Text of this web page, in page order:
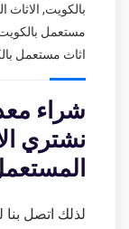
بالكويت, الاثاث
مستعمل
اثاث مستعمل
شراء
نشتري
لذلك اتصل بنا